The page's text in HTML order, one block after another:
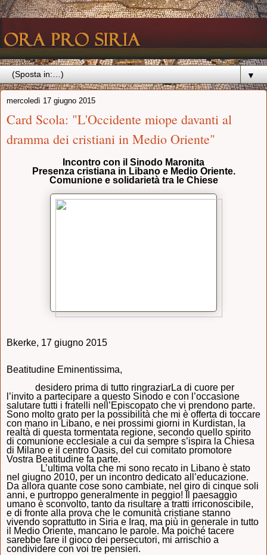
▼
mercoledì 17 giugno 2015
Card Scola: "L'Occidente miope davanti al
dramma dei cristiani in Medio Oriente"
Incontro con il Sinodo Maronita
Presenza cristiana in Libano e Medio Oriente.
Comunione e solidarietà tra le Chiese
Bkerke, 17 giugno 2015
Beatitudine Eminentissima,
desidero prima di tutto ringraziarLa di cuore per
l’invito a partecipare a questo Sinodo e con l’occasione
salutare tutti i fratelli nell’Episcopato che vi prendono parte.
Sono molto grato per la possibilità che mi è offerta di toccare
con mano in Libano, e nei prossimi giorni in Kurdistan, la
realtà di questa tormentata regione, secondo quello spirito
di comunione ecclesiale a cui da sempre s’ispira la Chiesa
di Milano e il centro Oasis, del cui comitato promotore
Vostra Beatitudine fa parte.
L’ultima volta che mi sono recato in Libano è stato
nel giugno 2010, per un incontro dedicato all’educazione.
Da allora quante cose sono cambiate, nel giro di cinque soli
anni, e purtroppo generalmente in peggio! Il paesaggio
umano è sconvolto, tanto da risultare a tratti irriconoscibile,
e di fronte alla prova che le comunità cristiane stanno
vivendo soprattutto in Siria e Iraq, ma più in generale in tutto
il Medio Oriente, mancano le parole. Ma poiché tacere
sarebbe fare il gioco dei persecutori, mi arrischio a
condividere con voi tre pensieri.